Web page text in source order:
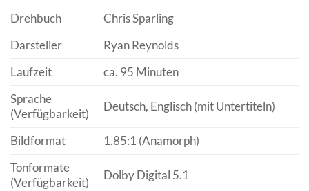
Drehbuch
Chris Sparling
Darsteller
Ryan Reynolds
Laufzeit
ca. 95 Minuten
Sprache
(Verfügbarkeit)
Deutsch, Englisch (mit Untertiteln)
Bildformat
1.85:1 (Anamorph)
Tonformate
(Verfügbarkeit)
Dolby Digital 5.1